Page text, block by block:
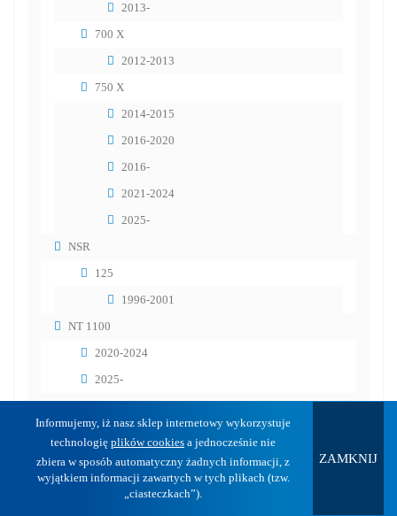
2013-
700 X
2012-2013
750 X
2014-2015
2016-2020
2016-
2021-2024
2025-
NSR
125
1996-2001
NT 1100
2020-2024
2025-
650 DEAUVILLE
1998-2005
700 DEAUVILLE
Informujemy, iż nasz sklep internetowy wykorzystuje
technologię plików cookies a jednocześnie nie
zbiera w sposób automatyczny żadnych informacji, z
wyjątkiem informacji zawartych w tych plikach (tzw.
„ciasteczkach”).
ZAMKNIJ